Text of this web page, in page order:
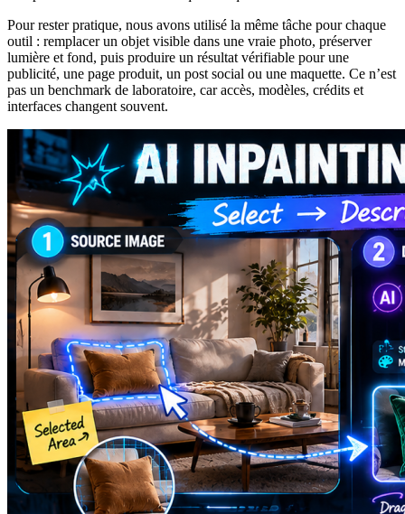
Pour rester pratique, nous avons utilisé la même tâche pour chaque
outil : remplacer un objet visible dans une vraie photo, préserver
lumière et fond, puis produire un résultat vérifiable pour une
publicité, une page produit, un post social ou une maquette. Ce n’est
pas un benchmark de laboratoire, car accès, modèles, crédits et
interfaces changent souvent.